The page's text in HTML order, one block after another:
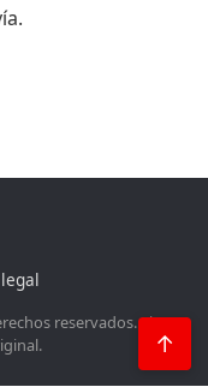
reservados. Si
↑